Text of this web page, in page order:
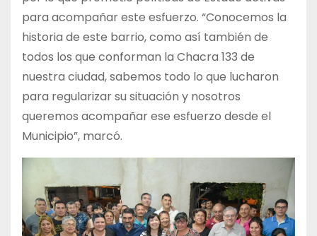
para acompañar este esfuerzo. “Conocemos la
historia de este barrio, como así también de
todos los que conforman la Chacra 133 de
nuestra ciudad, sabemos todo lo que lucharon
para regularizar su situación y nosotros
queremos acompañar ese esfuerzo desde el
Municipio”, marcó.